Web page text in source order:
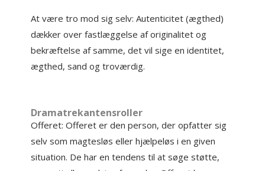
At være tro mod sig selv: Autenticitet (ægthed)
dækker over fastlæggelse af originalitet og
bekræftelse af samme, det vil sige en identitet,
ægthed, sand og troværdig.
Dramatrekantensroller
Offeret: Offeret er den person, der opfatter sig
selv som magtesløs eller hjælpeløs i en given
situation. De har en tendens til at søge støtte,